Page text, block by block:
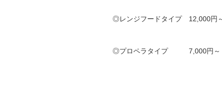
◎レンジフードタイプ 12,000円
◎プロペラタイプ 7,000円～